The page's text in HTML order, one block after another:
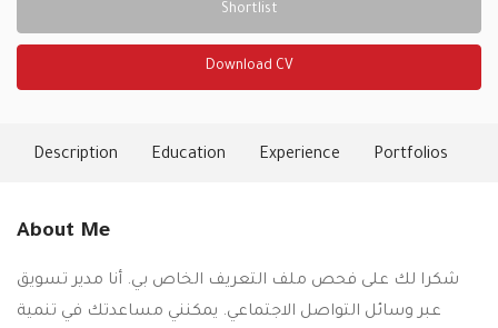
Shortlist
Download CV
Description Education Experience Portfolios
About Me
شكرا لك على فحص ملف التعريف الخاص بي. أنا مدير تسويق
عبر وسائل التواصل الاجتماعي. يمكنني مساعدتك في تنمية